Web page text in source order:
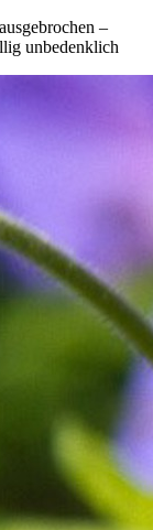
–
unbedenklich